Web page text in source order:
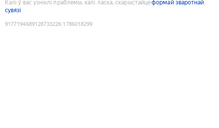
Калі ў вас узніклі праблемы, калі ласка, скарыстайцеформай зваротнай
сувязі
9177194689128733226:1786018299